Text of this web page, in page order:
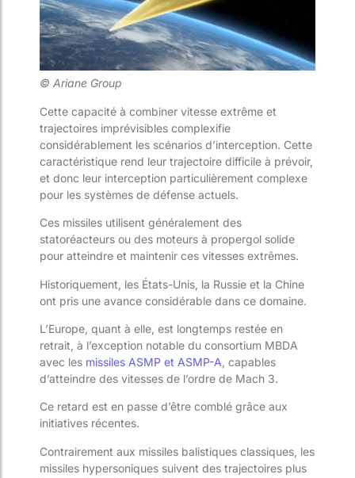
© Ariane Group
Cette capacité à combiner vitesse extrême et
trajectoires imprévisibles complexifie
considérablement les scénarios d’interception. Cette
caractéristique rend leur trajectoire difficile à prévoir,
et donc leur interception particulièrement complexe
pour les systèmes de défense actuels.
Ces missiles utilisent généralement des
statoréacteurs ou des moteurs à propergol solide
pour atteindre et maintenir ces vitesses extrêmes.
Historiquement, les États-Unis, la Russie et la Chine
ont pris une avance considérable dans ce domaine.
L’Europe, quant à elle, est longtemps restée en
retrait, à l’exception notable du consortium MBDA
avec les missiles ASMP et ASMP-A , capables
d’atteindre des vitesses de l’ordre de Mach 3.
Ce retard est en passe d’être comblé grâce aux
initiatives récentes.
Contrairement aux missiles balistiques classiques, les
missiles hypersoniques suivent des trajectoires plus